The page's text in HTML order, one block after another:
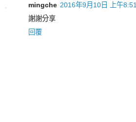
mingche 2016年9月10日 上午8:51
謝謝分享
回覆